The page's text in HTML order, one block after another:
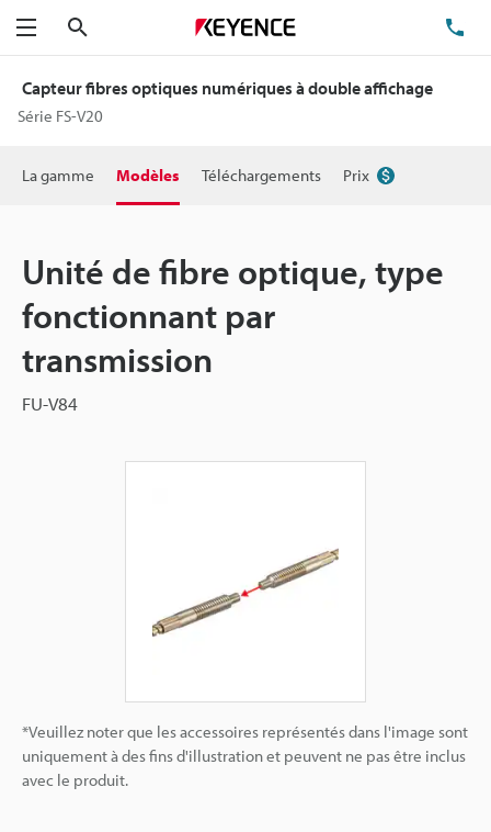
Menu
Capteur fibres optiques numériques à double affichage
Série FS-V20
La gamme Modèles Téléchargements Prix
Unité de fibre optique, type
fonctionnant par
transmission
FU-V84
*Veuillez noter que les accessoires représentés dans l'image sont
uniquement à des fins d'illustration et peuvent ne pas être inclus
avec le produit.